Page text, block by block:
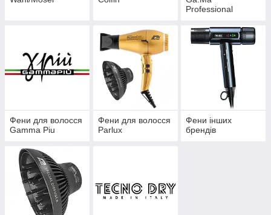
Professional
Фени для волосся
Gamma Piu
Фени для волосся
Parlux
Фени інших
брендів